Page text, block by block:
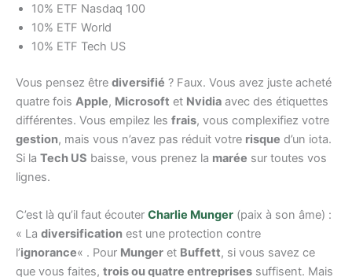
10% ETF Nasdaq 100
10% ETF World
10% ETF Tech US
Vous pensez être diversifié ? Faux. Vous avez juste acheté
quatre fois Apple, Microsoft et Nvidia avec des étiquettes
différentes. Vous empilez les frais, vous complexifiez votre
gestion, mais vous n’avez pas réduit votre risque d’un iota.
Si la Tech US baisse, vous prenez la marée sur toutes vos
lignes.
C’est là qu’il faut écouter Charlie Munger (paix à son âme) :
« La diversification est une protection contre
l’ignorance« . Pour Munger et Buffett, si vous savez ce
que vous faites, trois ou quatre entreprises suffisent. Mais